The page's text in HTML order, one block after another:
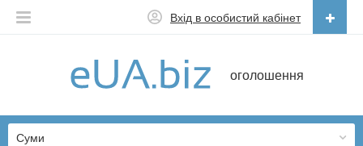
оголошення
Вхід в особистий кабінет
Українська
Суми